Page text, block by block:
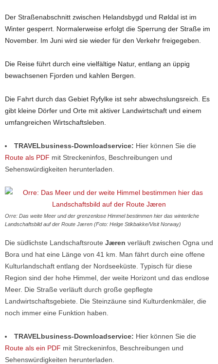
Der Straßenabschnitt zwischen Helandsbygd und Røldal ist im
Winter gesperrt. Normalerweise erfolgt die Sperrung der Straße im
November. Im Juni wird sie wieder für den Verkehr freigegeben.
Die Reise führt durch eine vielfältige Natur, entlang an üppig
bewachsenen Fjorden und kahlen Bergen.
Die Fahrt durch das Gebiet Ryfylke ist sehr abwechslungsreich. Es
gibt kleine Dörfer und Orte mit aktiver Landwirtschaft und einem
umfangreichen Wirtschaftsleben.
TRAVELbusiness-Downloadservice: Hier können Sie die
Route als PDF mit Streckeninfos, Beschreibungen und
Sehenswürdigkeiten herunterladen.
Orre: Das weite Meer und der grenzenlose Himmel bestimmen hier das winterliche
Landschaftsbild auf der Route Jæren (Foto: Helge Stikbakke/Visit Norway)
Die südlichste Landschaftsroute Jæren verläuft zwischen Ogna und
Bora und hat eine Länge von 41 km. Man fährt durch eine offene
Kulturlandschaft entlang der Nordseeküste. Typisch für diese
Region sind der hohe Himmel, der weite Horizont und das endlose
Meer. Die Straße verläuft durch große gepflegte
Landwirtschaftsgebiete. Die Steinzäune sind Kulturdenkmäler, die
noch immer eine Funktion haben.
TRAVELbusiness-Downloadservice: Hier können Sie die
Route als ein PDF mit Streckeninfos, Beschreibungen und
Sehenswürdigkeiten herunterladen.